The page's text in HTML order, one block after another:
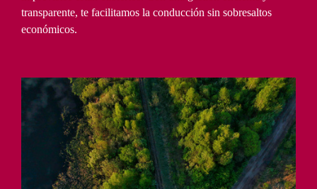
transparente, te facilitamos la conducción sin sobresaltos
económicos.